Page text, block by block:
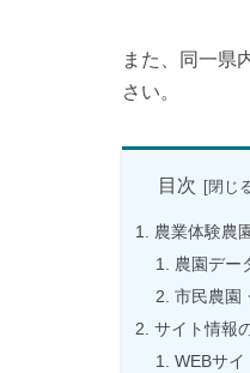
また、同一県
さい。
目次
農業体験農
農園デー
市民農園
サイト情報
WEBサ